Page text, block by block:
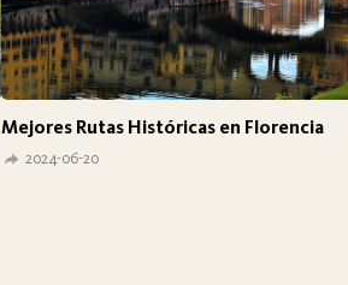
Mejores Rutas Históricas en Florencia
2024-06-20